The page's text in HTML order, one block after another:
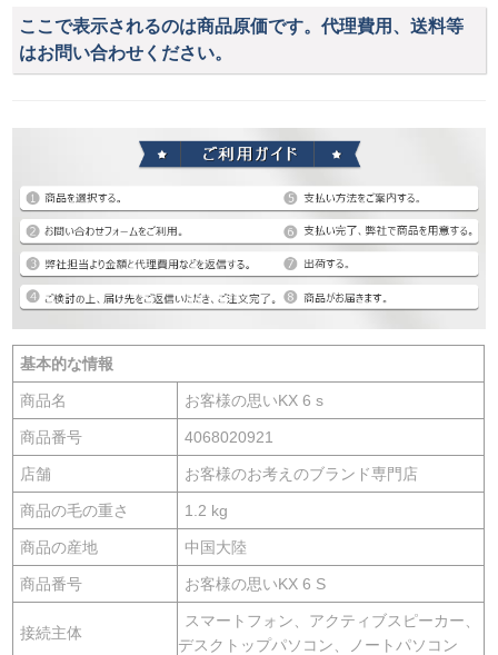
ここで表示されるのは商品原価です。代理費用、送料等
はお問い合わせください。
基本的な情報
商品名 お客様の思いKX 6 s
商品番号 4068020921
店舗 お客様のお考えのブランド専門店
商品の毛の重さ 1.2 kg
商品の産地 中国大陸
商品番号 お客様の思いKX 6 S
接続主体
スマートフォン、アクティブスピーカー、
デスクトップパソコン、ノートパソコン